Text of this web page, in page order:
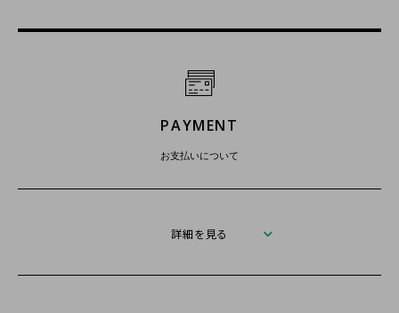
PAYMENT
お支払いについて
詳細を見る